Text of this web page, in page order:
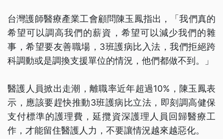
台灣護師醫療產業工會顧問陳玉鳳指出，「我們真的
希望可以調高我們的薪資，希望可以減少我們的雜
事，希望要友善職場，3班護病比入法，我們拒絕跨
科調動或是調換支援單位的情況，他們都做不到。」
醫護人員掀出走潮，離職率近年超過10%，陳玉鳳表
示，應該要趕快推動3班護病比立法，即刻調高健保
支付標準的護理費，延攬資深護理人員回歸醫療工
作，才能留住醫護人力，不要讓情況越來越惡化。